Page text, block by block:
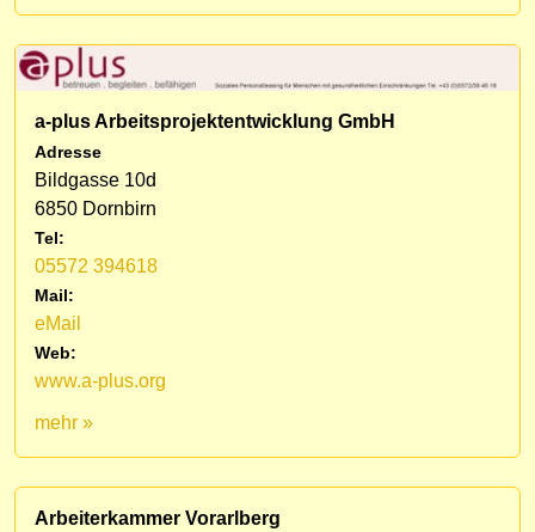
a-plus Arbeitsprojektentwicklung GmbH
Adresse
Bildgasse 10d
6850 Dornbirn
Tel:
05572 394618
Mail:
eMail
Web:
www.a-plus.org
mehr »
Arbeiterkammer Vorarlberg